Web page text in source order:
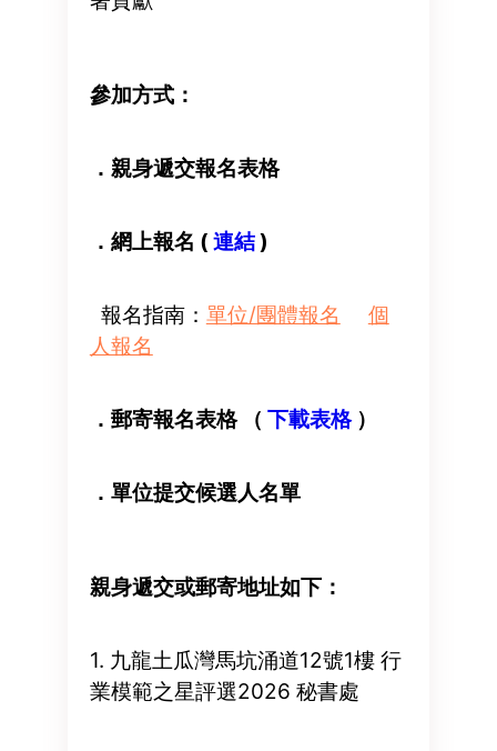
參加方式：
．親身遞交報名表格
．網上報名 ( 連結)
報名指南： 單位/團體報名
個
人報名
．郵寄報名表格 （ 下載表格 ）
．單位提交候選人名單
親身遞交或郵寄地址如下：
1. 九龍土瓜灣馬坑涌道12號1樓 行
業模範之星評選2026 秘書處